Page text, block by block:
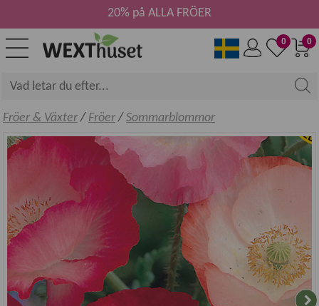
0
0
20% på ALLA FRÖER
Fröer & Växter/ Fröer/ Sommarblommor